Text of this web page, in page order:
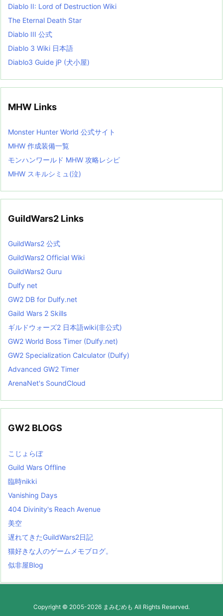
Diablo II: Lord of Destruction Wiki
The Eternal Death Star
Diablo III 公式
Diablo 3 Wiki 日本語
Diablo3 Guide jP (犬小屋)
MHW Links
Monster Hunter World 公式サイト
MHW 作成装備一覧
モンハンワールド MHW 攻略レシピ
MHW スキルシミュ(泣)
GuildWars2 Links
GuildWars2 公式
GuildWars2 Official Wiki
GuildWars2 Guru
Dulfy net
GW2 DB for Dulfy.net
Gaild Wars 2 Skills
ギルドウォーズ2 日本語wiki(非公式)
GW2 World Boss Timer (Dulfy.net)
GW2 Specialization Calculator (Dulfy)
Advanced GW2 Timer
ArenaNet's SoundCloud
GW2 BLOGS
こじょらぼ
Guild Wars Offline
臨時nikki
Vanishing Days
404 Divinity's Reach Avenue
美空
遅れてきたGuildWars2日記
猫好きな人のゲームメモブログ。
似非屋Blog
Copyright © 2005-2026 まみむめも All Rights Reserved.